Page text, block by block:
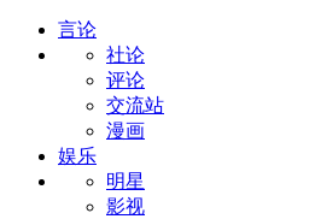
言论
社论
评论
交流站
漫画
娱乐
明星
影视